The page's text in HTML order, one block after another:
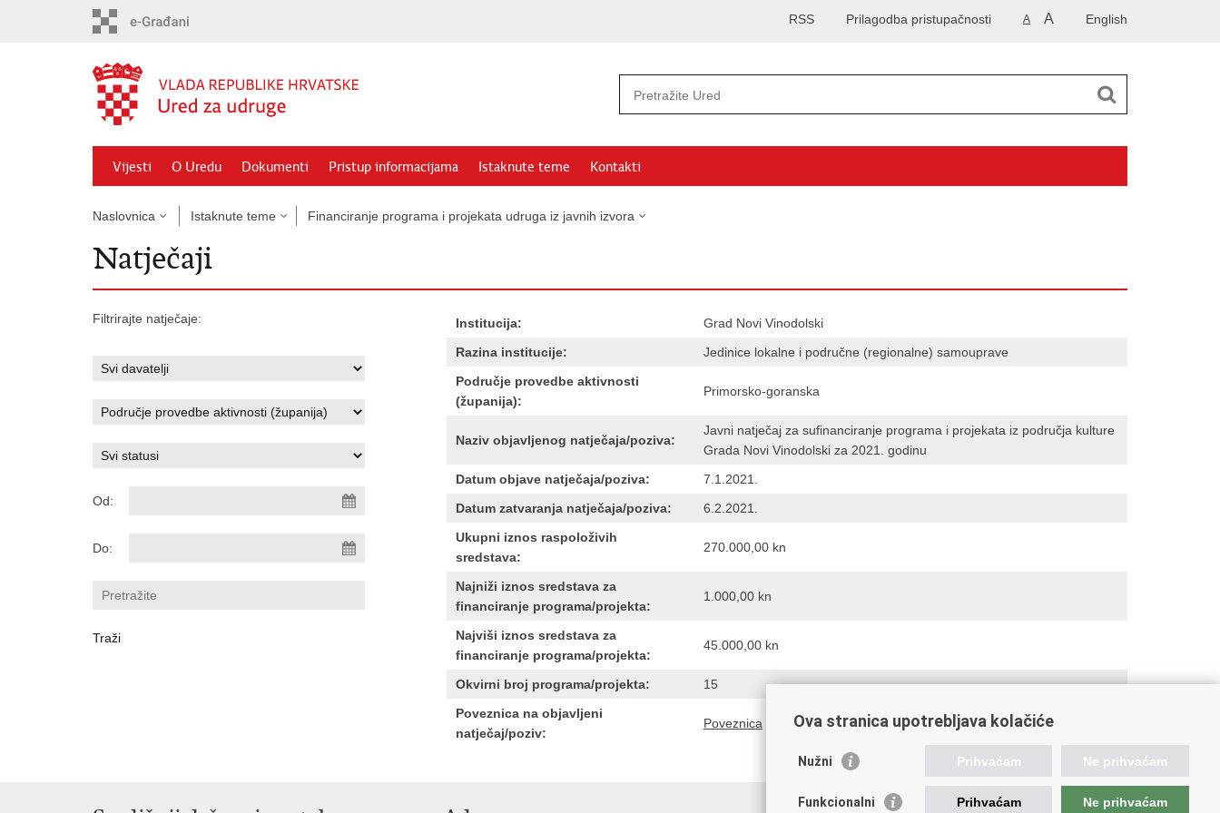
English
A A
Prilagodba pristupačnosti
RSS
Vijesti O Uredu Dokumenti Pristup informacijama Istaknute teme Kontakti
Naslovnica Istaknute teme Financiranje programa i projekata udruga iz javnih izvora
Natječaji
Filtrirajte natječaje:
Od:
Do:
Institucija:
Grad Novi Vinodolski
Razina institucije:
Jedinice lokalne i područne (regionalne) samouprave
Područje provedbe aktivnosti
(županija):
Primorsko-goranska
Naziv objavljenog natječaja/poziva:
Javni natječaj za sufinanciranje programa i projekata iz područja kulture
Grada Novi Vinodolski za 2021. godinu
Datum objave natječaja/poziva:
7.1.2021.
Datum zatvaranja natječaja/poziva:
6.2.2021.
Ukupni iznos raspoloživih
sredstava:
270.000,00 kn
Najniži iznos sredstava za
financiranje programa/projekta:
1.000,00 kn
Najviši iznos sredstava za
financiranje programa/projekta:
45.000,00 kn
Okvirni broj programa/projekta:
15
Poveznica na objavljeni
natječaj/poziv:
Poveznica Ova stranica upotrebljava kolačiće
Nužni Prihvaćam Ne prihvaćam
Funkcionalni Prihvaćam Ne prihvaćam